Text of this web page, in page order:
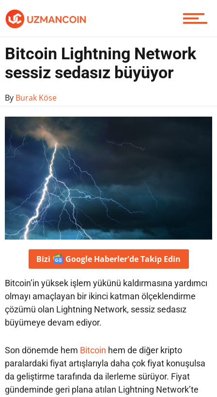
Yazarlardan
Piyasa
Contact / İletişim
Bitcoin Lightning Network
sessiz sedasız büyüyor
By Burak Köse
Bizi Google Haberler'deTakip Edin
Bitcoin’in yüksek işlem yükünü kaldırmasına yardımcı
olmayı amaçlayan bir ikinci katman ölçeklendirme
çözümü olan Lightning Network, sessiz sedasız
büyümeye devam ediyor.
Son dönemde hem Bitcoin hem de diğer kripto
paralardaki fiyat artışlarıyla daha çok fiyat konuşulsa
da geliştirme tarafında da ilerleme sürüyor. Fiyat
gündeminde geri plana atılan Lightning Network’te